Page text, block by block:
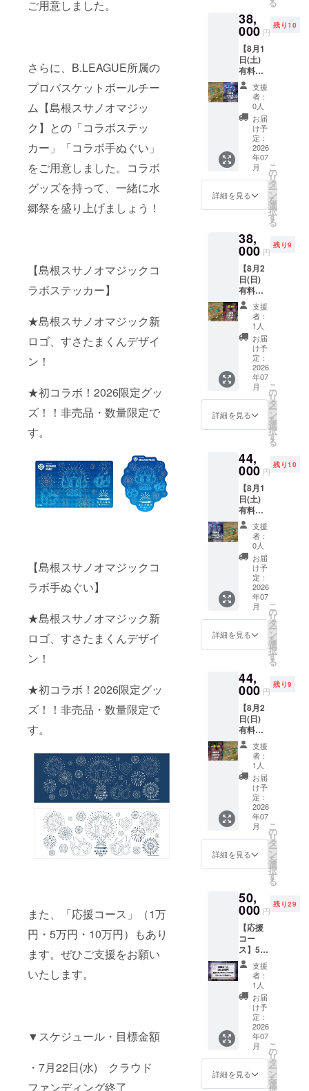
ご用意しました。
さらに、B.LEAGUE所属の
プロバスケットボールチー
ム【島根スサノオマジッ
ク】との「コラボステッ
カー」「コラボ手ぬぐい」
をご用意しました。コラボ
グッズを持って、一緒に水
郷祭を盛り上げましょう！
【島根スサノオマジックコ
ラボステッカー】
★島根スサノオマジック新
ロゴ、すさたまくんデザイ
ン！
★初コラボ！2026限定グッ
ズ！！非売品・数量限定で
す。
【島根スサノオマジックコ
ラボ手ぬぐい】
★島根スサノオマジック新
ロゴ、すさたまくんデザイ
ン！
★初コラボ！2026限定グッ
ズ！！非売品・数量限定で
す。
また、「応援コース」（1万
円・5万円・10万円）もあり
ます。ぜひご支援をお願い
いたします。
▼スケジュール・目標金額
・7月22日(水) クラウド
ファンディング終了
★席の
詳細、
項は公
式HPを
ご覧く
ださ
い。
て、【8
月2日
(日) 有
料観覧
席】湖
南芝席
（定員4
名・マ
ス席）
のチ
ケット
をお送
りいた
しま
す。 ★
席の寸
法
★席の
詳細、
項は公
式HPを
ご覧く
ださ
い。
る
38,
000 円
残り10
【8月1
日(土)
有料観
覧席】
白潟芝
席（定
員6名・
マス
席）※ク
ラファ
ン限定
ご支援
ありが
とうご
ざいま
て、【8
月1日
(土) 有
料観覧
席】白
潟芝席
（定員6
名・マ
ス席）
のチ
ケット
をお送
りいた
しま
す。 ★
席の寸
法
★席の
詳細、
項は公
式HPを
ご覧く
ださ
い。
支援
者：
0人
お届
け予
定：
2026
年07
月
詳細を見る
こ
の
リ
タ
ー
ン
を
選
択
す
る
38,
000 円
残り9
【8月2
日(日)
有料観
覧席】
白潟芝
席（定
員6名・
マス
席）※ク
ラファ
ン限定
ご支援
ありが
とうご
ざいま
て、【8
月2日
(日) 有
料観覧
席】白
潟芝席
（定員6
名・マ
ス席）
のチ
ケット
をお送
りいた
しま
す。 ★
席の寸
法
★席の
詳細、
項は公
式HPを
ご覧く
ださ
い。
支援
者：
1人
お届
け予
定：
2026
年07
月
詳細を見る
こ
の
リ
タ
ー
ン
を
選
択
す
る
44,
000 円
残り10
【8月1
日(土)
有料観
覧席】
湖南芝
席（定
員6名・
マス
席）※ク
ラファ
ン限定
ご支援
ありが
とうご
ざいま
て、【8
月1日
(土) 有
料観覧
席】湖
南芝席
（定員6
名・マ
ス席）
のチ
ケット
をお送
りいた
しま
す。 ★
席の寸
法
★席の
詳細、
項は公
式HPを
ご覧く
ださ
い。
支援
者：
0人
お届
け予
定：
2026
年07
月
詳細を見る
こ
の
リ
タ
ー
ン
を
選
択
す
る
44,
000 円
残り9
【8月2
日(日)
有料観
覧席】
湖南芝
席（定
員6名・
マス
席）※ク
ラファ
ン限定
ご支援
ありが
とうご
ざいま
て、【8
月2日
(日) 有
料観覧
席】湖
南芝席
（定員6
名・マ
ス席）
のチ
ケット
をお送
りいた
しま
す。 ★
席の寸
法
支援
者：
1人
お届
け予
定：
2026
年07
月
詳細を見る
こ
の
リ
タ
ー
ン
を
選
択
す
る
50,
000 円
残り29
【応援
コー
ス】5万
円 ご支
援あり
がとう
ござい
ます！
御礼と
して、
【島根
スサノ
オマ
ジッ
ク】コ
支援
者：
1人
お届
け予
定：
2026
年07
月
詳細を見る
こ
の
リ
タ
ー
ン
を
選